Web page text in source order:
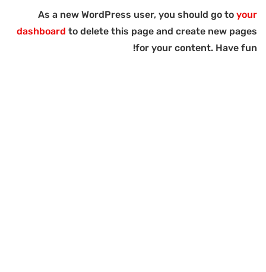
As a new WordPress user, you should go to your
dashboard to delete this page and create new pages
for your content. Have fun!